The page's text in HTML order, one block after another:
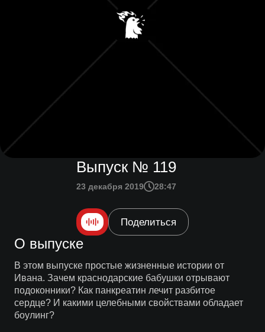
Выпуск № 119
23 декабря 2019 28:47
Поделиться
О выпуске
В этом выпуске простые жизненные истории от
Ивана. Зачем краснодарские бабушки отрывают
подоконники? Как панкреатин лечит разбитое
сердце? И какими целебными свойствами обладает
боулинг?